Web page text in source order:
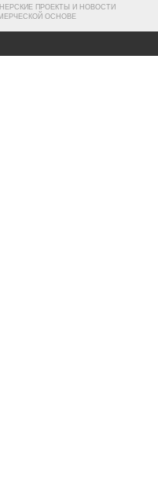
ПРОЕКТЫ И НОВОСТИ
ОСНОВЕ